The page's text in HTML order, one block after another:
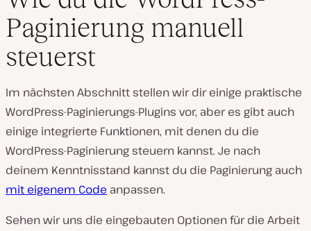
Paginierung manuell
steuerst
Im nächsten Abschnitt stellen wir dir einige praktische
WordPress-Paginierungs-Plugins vor, aber es gibt auch
einige integrierte Funktionen, mit denen du die
WordPress-Paginierung steuern kannst. Je nach
deinem Kenntnisstand kannst du die Paginierung auch
mit eigenem Code anpassen.
Sehen wir uns die eingebauten Optionen für die Arbeit